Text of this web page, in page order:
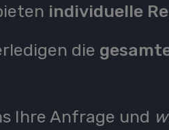
individuelle
die
Ihre Anfrage und